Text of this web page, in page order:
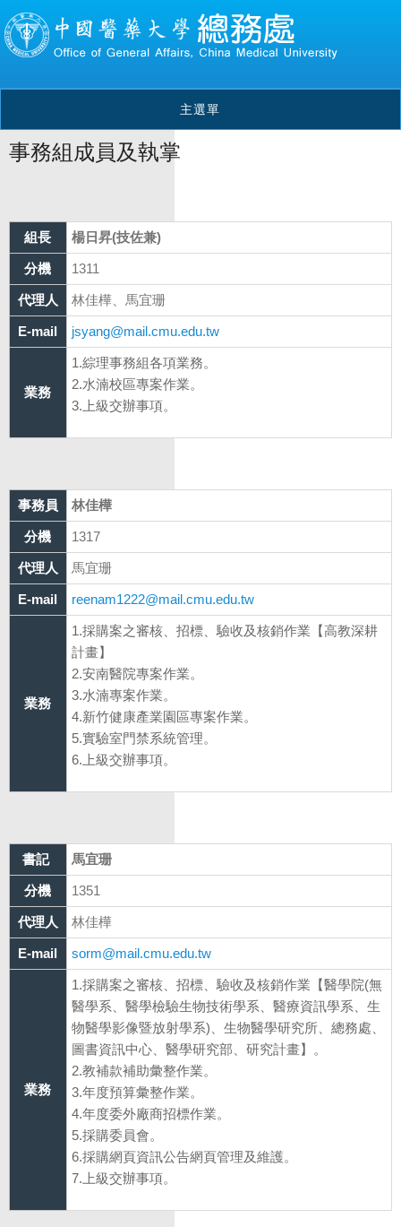
主選單
事務組成員及執掌
組長 楊日昇(技佐兼)
分機 1311
代理人 林佳樺、馬宜珊
E-mail jsyang@mail.cmu.edu.tw
業務
1.綜理事務組各項業務。
2.水湳校區專案作業。
3.上級交辦事項。
事務員 林佳樺
分機 1317
代理人 馬宜珊
E-mail reenam1222@mail.cmu.edu.tw
業務
1.採購案之審核、招標、驗收及核銷作業【高教深耕
計畫】
2.安南醫院專案作業。
3.水湳專案作業。
4.新竹健康產業園區專案作業。
5.實驗室門禁系統管理。
6.上級交辦事項。
書記 馬宜珊
分機 1351
代理人 林佳樺
E-mail sorm@mail.cmu.edu.tw
業務
1.採購案之審核、招標、驗收及核銷作業【醫學院(無
醫學系、醫學檢驗生物技術學系、醫療資訊學系、生
物醫學影像暨放射學系)、生物醫學研究所、總務處、
圖書資訊中心、醫學研究部、研究計畫】。
2.教補款補助彙整作業。
3.年度預算彙整作業。
4.年度委外廠商招標作業。
5.採購委員會。
6.採購網頁資訊公告網頁管理及維護。
7.上級交辦事項。